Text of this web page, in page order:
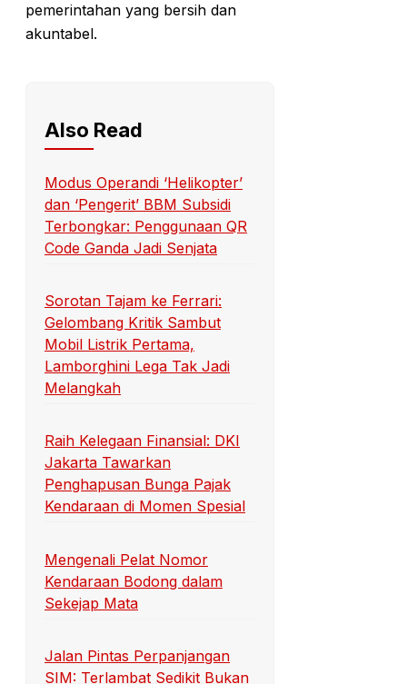
pemerintahan yang bersih dan
akuntabel.
Also Read
Modus Operandi ‘Helikopter’
dan ‘Pengerit’ BBM Subsidi
Terbongkar: Penggunaan QR
Code Ganda Jadi Senjata
Sorotan Tajam ke Ferrari:
Gelombang Kritik Sambut
Mobil Listrik Pertama,
Lamborghini Lega Tak Jadi
Melangkah
Raih Kelegaan Finansial: DKI
Jakarta Tawarkan
Penghapusan Bunga Pajak
Kendaraan di Momen Spesial
Mengenali Pelat Nomor
Kendaraan Bodong dalam
Sekejap Mata
Jalan Pintas Perpanjangan
SIM: Terlambat Sedikit Bukan